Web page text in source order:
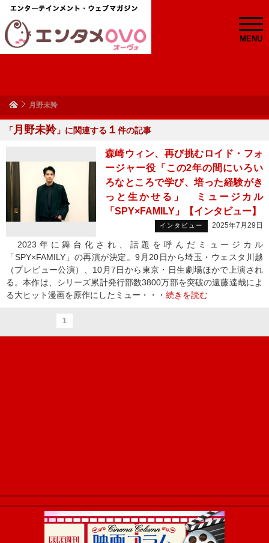
MENU
月野未羚
「月野未羚」に関連する １ 件の記事
森崎ウィン、再び挑むロイド・フォ
ージャー役「この2年の間にいろい
ろなところで学び、培った経験がき
っと生かせる」 ミュージカル
「SPY×FAMILY」【インタビュー】
インタビュー 2025年7月29日
2023年に舞台化され、話題を呼んだミュージカル
「SPY×FAMILY」の再演が決定。9月20日から埼玉・ウェスタ川越
（プレビュー公演）、10月7日から東京・日生劇場ほかで上演され
る。本作は、シリーズ累計発行部数3800万部を突破の遠藤達哉によ
る大ヒット漫画を原作にしたミュー・・・ 続きを読む
1